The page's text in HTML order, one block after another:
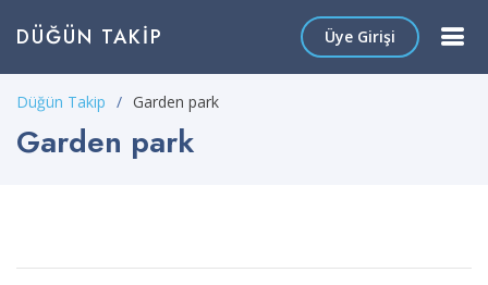
DÜĞÜN TAKIP Üye Girişi
Düğün Takip Garden park
Garden park